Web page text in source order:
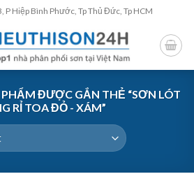
P Hiệp Bình Phước, Tp Thủ Đức, Tp HCM
ĐƯỢC GẮN THẺ “SƠN LÓT
RỈ TOA ĐỎ - XÁM”